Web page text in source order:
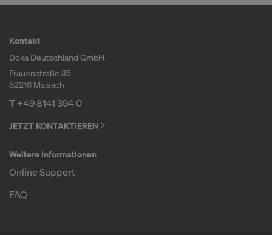
Kontakt
Doka Deutschland GmbH
Frauenstraße 35
82216 Maisach
T+49 8141 394 0
JETZT KONTAKTIEREN
Weitere Informationen
Online Support
FAQ